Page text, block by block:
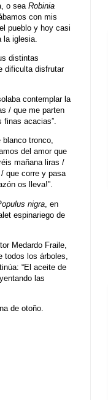
o sea Robinia
con mis
pueblo y hoy casi
la iglesia.
distintas
dificulta disfrutar
contemplar la
/ que me parten
finas acacias”.
blanco tronco,
del amor que
mañana liras /
que corre y pasa
os lleva!”.
nigra , en
espinariego de
Medardo Fraile,
los árboles,
“El aceite de
las
de otoño.